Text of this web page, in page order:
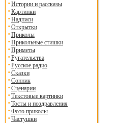
Истории и рассказы
Картинки
Надписи
Открытки
Приколы
Прикольные стишки
Приметы
Ругательства
Русское радио
Сказки
Сонник
Сценарии
Текстовые картинки
Тосты и поздравления
Фото приколы
Частушки